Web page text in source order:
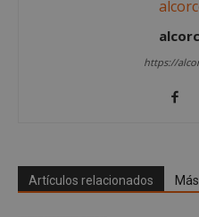
https://
Artículos relacionados
preferencias
Cookies